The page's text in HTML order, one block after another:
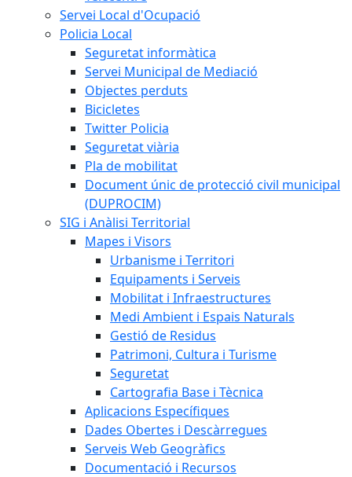
Servei Local d'Ocupació
Policia Local
Seguretat informàtica
Servei Municipal de Mediació
Objectes perduts
Bicicletes
Twitter Policia
Seguretat viària
Pla de mobilitat
Document únic de protecció civil municipal
(DUPROCIM)
SIG i Anàlisi Territorial
Mapes i Visors
Urbanisme i Territori
Equipaments i Serveis
Mobilitat i Infraestructures
Medi Ambient i Espais Naturals
Gestió de Residus
Patrimoni, Cultura i Turisme
Seguretat
Cartografia Base i Tècnica
Aplicacions Específiques
Dades Obertes i Descàrregues
Serveis Web Geogràfics
Documentació i Recursos